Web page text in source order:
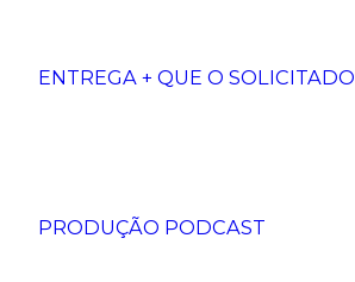
ENTREGA + QUE O SOLICITADO
PRODUÇÃO PODCAST